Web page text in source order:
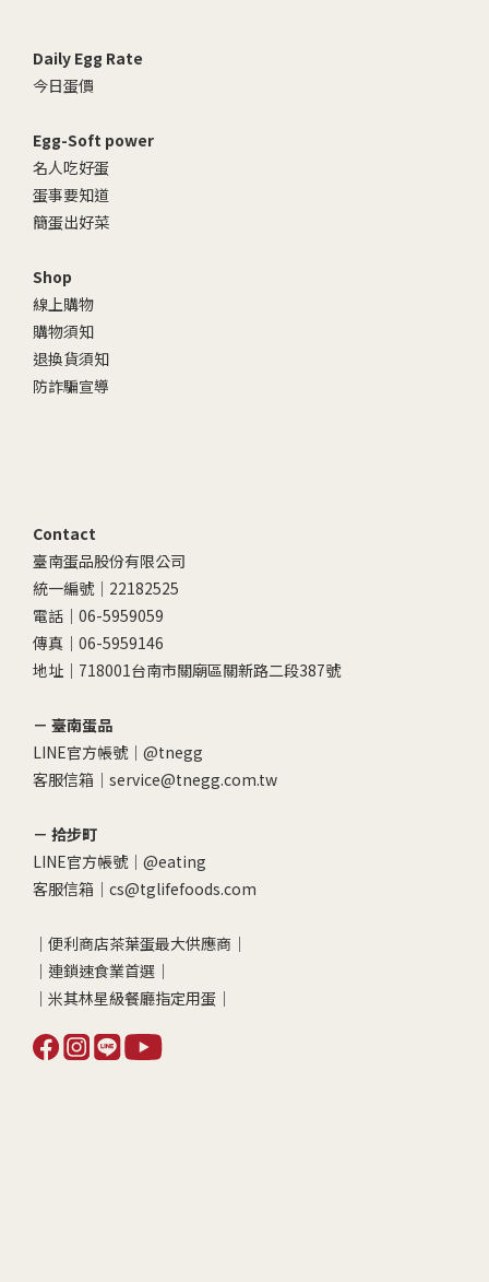
Daily Egg Rate
今日蛋價
Egg-Soft power
名人吃好蛋
蛋事要知道
簡蛋出好菜
Shop
線上購物
購物須知
退換貨須知
防詐騙宣導
Contact
臺南蛋品股份有限公司
統一編號｜22182525
電話｜06-5959059
傳真｜06-5959146
地址｜718001台南市關廟區關新路二段387號
－ 臺南蛋品
LINE官方帳號｜ @tnegg
客服信箱｜service@tnegg.com.tw
－ 拾步町
LINE官方帳號｜ @eating
客服信箱｜cs@tglifefoods.com
｜便利商店茶葉蛋最大供應商｜
｜連鎖速食業首選｜
｜米其林星級餐廳指定用蛋｜